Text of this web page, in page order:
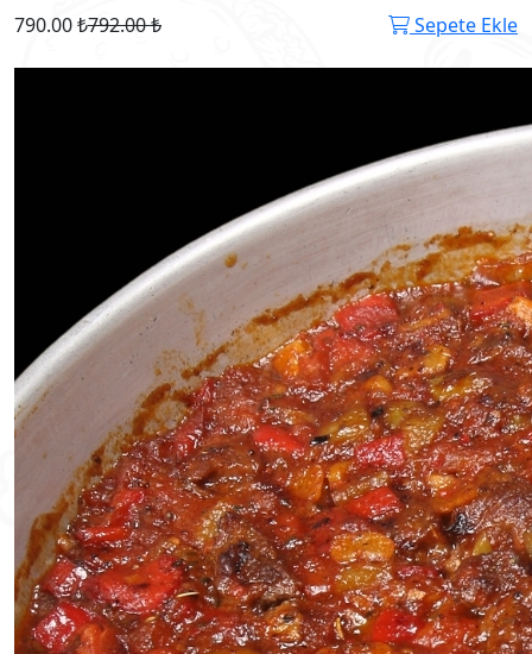
790.00 ₺792.00 ₺ Sepete Ekle